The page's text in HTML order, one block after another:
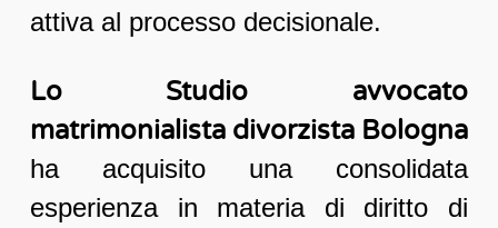
attiva al processo decisionale.
Lo Studio avvocato
matrimonialista divorzista Bologna
ha acquisito una consolidata
esperienza in materia di diritto di